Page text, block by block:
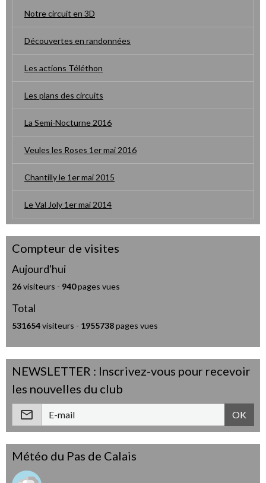
Notre circuit en 3D
Découvertes en randonnées
Les actions Téléthon
Les plans des circuits
La Semi-Nocturne 2016
Veules les Roses 1er mai 2016
Chantilly le 1er mai 2015
Le Val Joly 1er mai 2014
Compteur de visites
Aujourd'hui
26visiteurs - 940pages vues
Total
531654visiteurs - 1955738pages vues
NEWSLETTER : Inscrivez-vous pour recevoir
les nouvelles du club
OK
Météo du Pas de Calais